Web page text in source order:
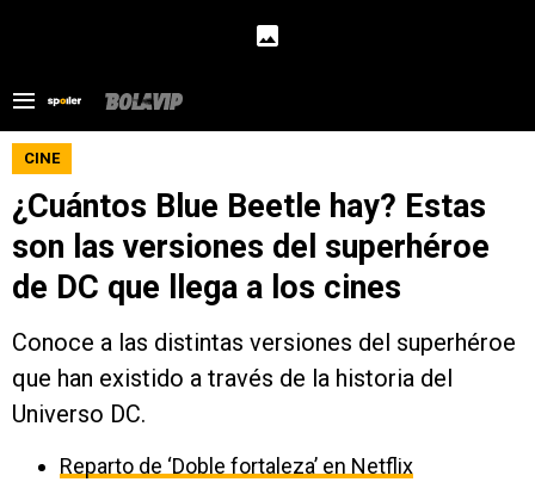
CINE
¿Cuántos Blue Beetle hay? Estas
son las versiones del superhéroe
de DC que llega a los cines
Conoce a las distintas versiones del superhéroe
que han existido a través de la historia del
Universo DC.
Reparto de ‘Doble fortaleza’ en Netflix